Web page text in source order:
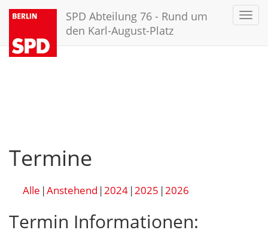
SPD Abteilung 76 - Rund um
den Karl-August-Platz
Termine
Alle Anstehend 2024 2025 2026
Termin Informationen: